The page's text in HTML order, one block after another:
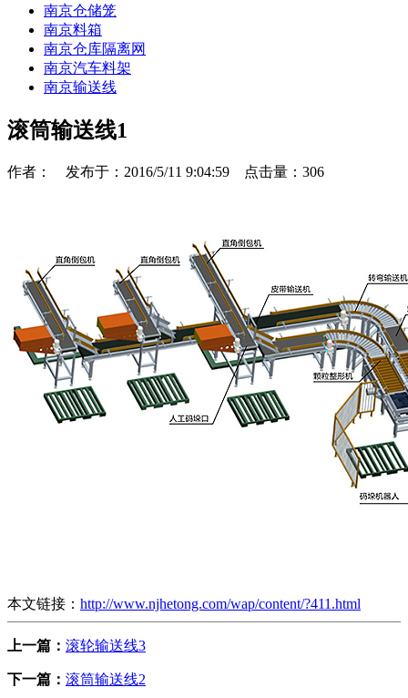
南京仓储笼
南京料箱
南京仓库隔离网
南京汽车料架
南京输送线
滚筒输送线1
作者： 发布于：2016/5/11 9:04:59 点击量： 306
本文链接： http://www.njhetong.com/wap/content/?411.html
上一篇： 滚轮输送线3
下一篇： 滚筒输送线2